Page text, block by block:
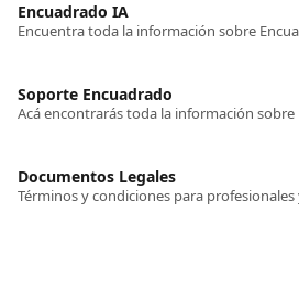
Encuadrado IA
Encuentra toda la información sobre
Soporte Encuadrado
Acá encontrarás toda la información
Documentos Legales
Términos y condiciones para profesionales